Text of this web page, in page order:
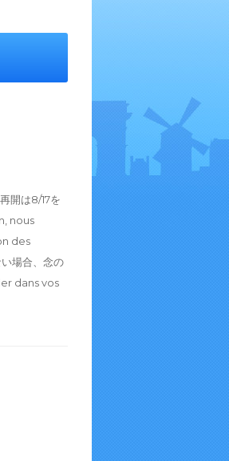
開は8/17を
nous
des
場合、念の
dans vos